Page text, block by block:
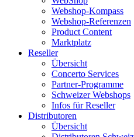
Webshop-Kompass
Webshop-Referenzen
Product Content
Marktplatz
Reseller
Übersicht
Concerto Services
Partner-Programme
Schweizer Webshops
Infos für Reseller
Distributoren
Übersicht